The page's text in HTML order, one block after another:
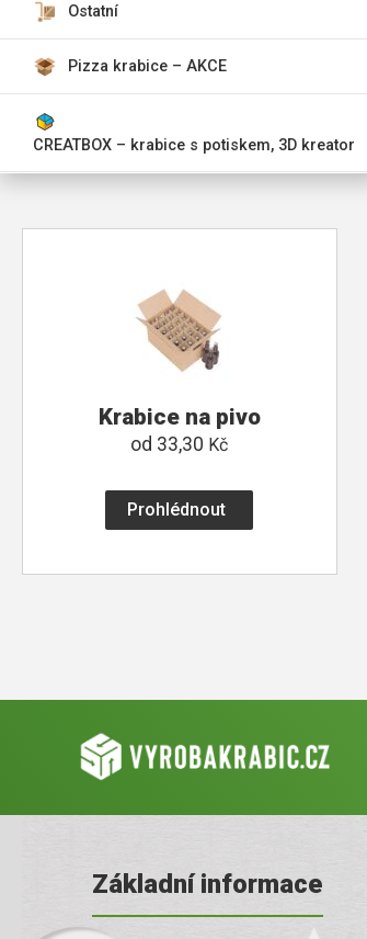
Ostatní
Pizza krabice – AKCE
CREATBOX – krabice s potiskem, 3D kreator
Krabice na pivo
od 33,30 Kč
Prohlédnout
Základní informace